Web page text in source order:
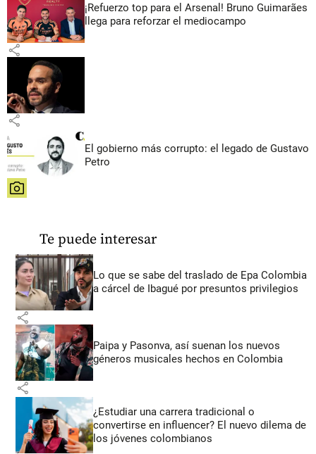
¡Refuerzo top para el Arsenal! Bruno Guimarães
llega para reforzar el mediocampo
share
share
El gobierno más corrupto: el legado de Gustavo
Petro
share
Te puede interesar
Lo que se sabe del traslado de Epa Colombia
a cárcel de Ibagué por presuntos privilegios
share
Paipa y Pasonva, así suenan los nuevos
géneros musicales hechos en Colombia
share
¿Estudiar una carrera tradicional o
convertirse en influencer? El nuevo dilema de
los jóvenes colombianos